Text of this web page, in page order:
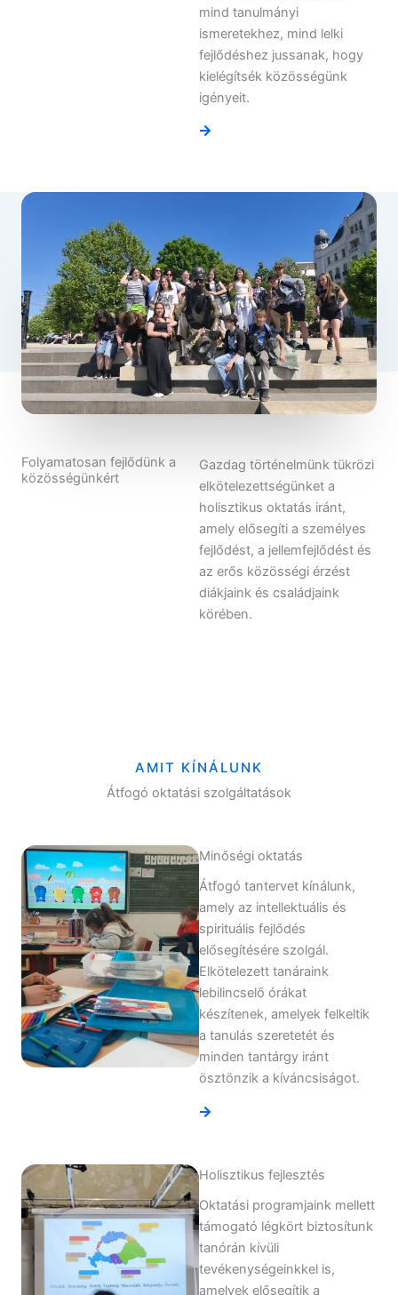
mind tanulmányi
ismeretekhez, mind lelki
fejlődéshez jussanak, hogy
kielégítsék közösségünk
igényeit.
Folyamatosan fejlődünk a
közösségünkért
Gazdag történelmünk tükrözi
elkötelezettségünket a
holisztikus oktatás iránt,
amely elősegíti a személyes
fejlődést, a jellemfejlődést és
az erős közösségi érzést
diákjaink és családjaink
körében.
AMIT KÍNÁLUNK
Átfogó oktatási szolgáltatások
Minőségi oktatás
Átfogó tantervet kínálunk,
amely az intellektuális és
spirituális fejlődés
elősegítésére szolgál.
Elkötelezett tanáraink
lebilincselő órákat
készítenek, amelyek felkeltik
a tanulás szeretetét és
minden tantárgy iránt
ösztönzik a kíváncsiságot.
Holisztikus fejlesztés
Oktatási programjaink mellett
támogató légkört biztosítunk
tanórán kívüli
tevékenységeinkkel is,
amelyek elősegítik a